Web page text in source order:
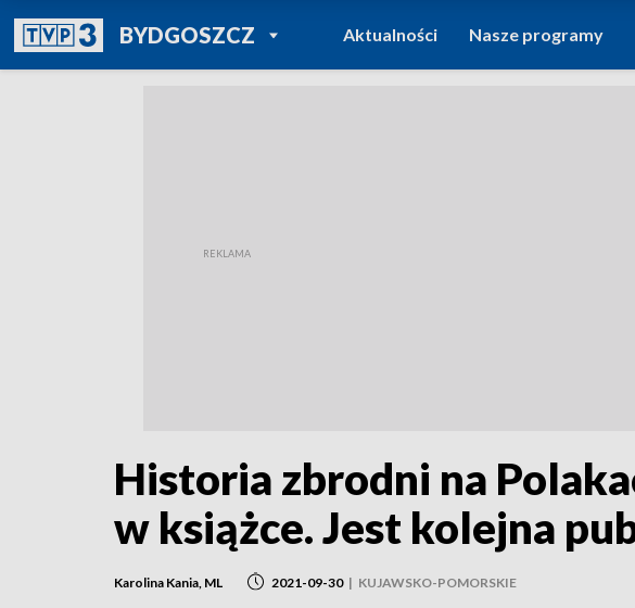
BYDGOSZCZPOWRÓT DO
TVP REGIONY
Aktualności Nasze programy
Historia zbrodni na
w książce. Jest kolejna
Karolina Kania, ML 2021-09-30 | KUJAWSKO-POMORSKIE